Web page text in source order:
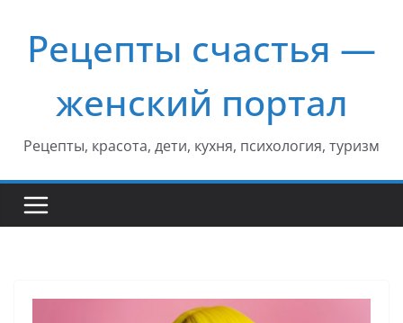
содержимому
Рецепты счастья —
женский портал
Рецепты, красота, дети, кухня, психология, туризм